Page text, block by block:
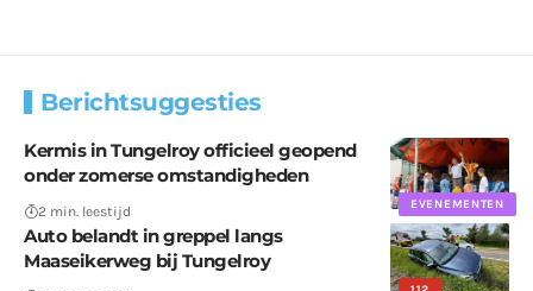
Berichtsuggesties
EVENEMENTEN
Kermis in Tungelroy officieel geopend
onder zomerse omstandigheden
2 min. leestijd
Auto belandt in greppel langs
Maaseikerweg bij Tungelroy